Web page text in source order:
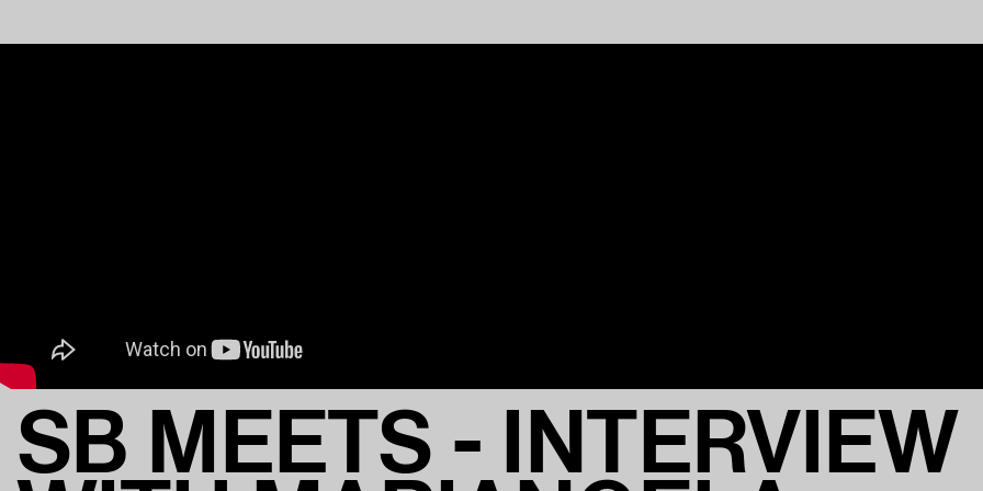
SB MEETS - INTERVIEW